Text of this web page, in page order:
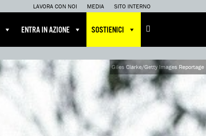
LAVORA CON NOI MEDIA SITO INTERNO
ENTRA IN AZIONE SOSTIENICI
Giles Clarke/Getty Images Reportage